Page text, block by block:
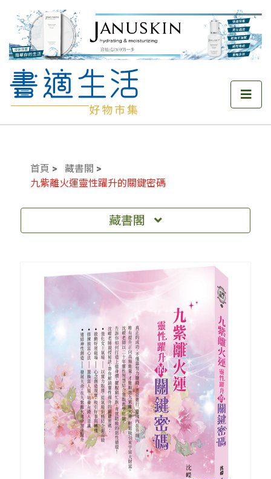
首頁
藏書閣
九紫離火運靈性躍升的關鍵密碼
藏書閣